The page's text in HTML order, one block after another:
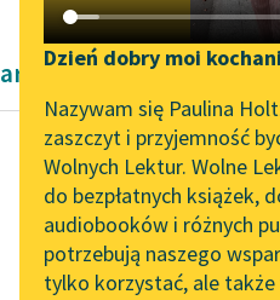
Katalog DAISY
Podkasty o książkach
Aktualności
Zapraszamy na spotkanie
online z tłumaczkami
literatury skandynawskiej
Spotkanie z Katarzyną
Tunkiel w Oslo
Dzień dobry moi
Nazywam się Paulina
zaszczyt i przyjemność
Wolnych Lektur. Wolne
do bezpłatnych książek,
audiobooków i różnych
potrzebują naszego
tylko korzystać, ale także
artykuły naukowe